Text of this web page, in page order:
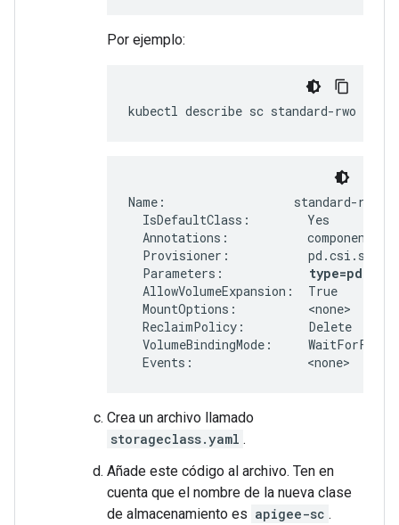
Por ejemplo:
kubectl describe sc standard-rwo
Name:                  standard-rwo
  IsDefaultClass:        Yes
Annotations:
Provisioner:
  Parameters:
type=pd-
  AllowVolumeExpansion:  True
  MountOptions:          <none>
  ReclaimPolicy:         Delete
VolumeBindingMode:
  Events:                <none>
Crea un archivo llamado
storageclass.yaml .
Añade este código al archivo. Ten en
cuenta que el nombre de la nueva clase
de almacenamiento es apigee-sc .